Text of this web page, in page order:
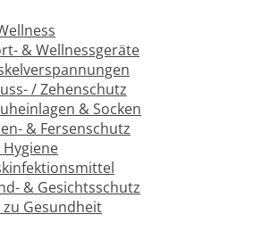
& Wellnessgeräte
/ Zehenschutz
& Socken
& Fersenschutz
& Gesichtsschutz
Gesundheit